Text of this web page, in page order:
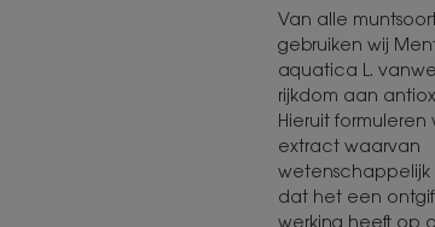
Van alle
gebruiken wij
aquatica L.
rijkdom aan
Hieruit formuleren
extract waarvan
wetenschappelijk
dat het een
werking heeft op